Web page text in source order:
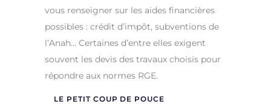
vous renseigner sur les aides financières
possibles : crédit d’impôt, subventions de
l’Anah… Certaines d’entre elles exigent
souvent les devis des travaux choisis pour
répondre aux normes RGE.
LE PETIT COUP DE POUCE